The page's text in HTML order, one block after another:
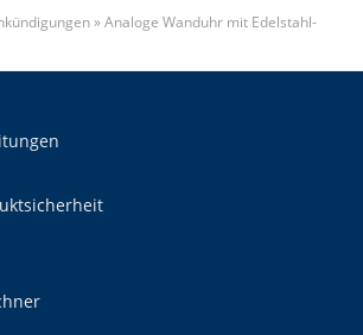
»Analoge Wanduhr mit Edelstahl-